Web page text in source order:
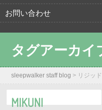
お問い合わせ
タグアーカイ
sleepwalker staff blog > リジッド
MIKUNI